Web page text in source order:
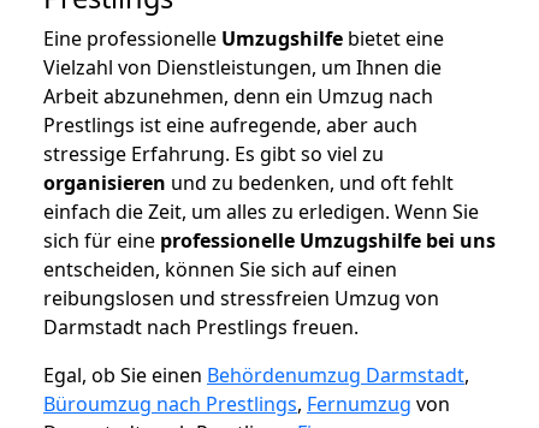
Eine professionelle Umzugshilfe bietet eine
Vielzahl von Dienstleistungen, um Ihnen die
Arbeit abzunehmen, denn ein Umzug nach
Prestlings ist eine aufregende, aber auch
stressige Erfahrung. Es gibt so viel zu
organisieren und zu bedenken, und oft fehlt
einfach die Zeit, um alles zu erledigen. Wenn Sie
sich für eine professionelle Umzugshilfe bei uns
entscheiden, können Sie sich auf einen
reibungslosen und stressfreien Umzug von
Darmstadt nach Prestlings freuen.
Egal, ob Sie einen Behördenumzug Darmstadt,
Büroumzug nach Prestlings, Fernumzug von